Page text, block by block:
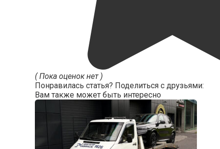
( Пока оценок нет )
Понравилась статья? Поделиться с друзьями:
Вам также может быть интересно